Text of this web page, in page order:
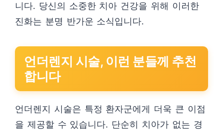
니다. 당신의 소중한 치아 건강을 위해 이러한
진화는 분명 반가운 소식입니다.
언더렌지 시술, 이런 분들께 추천
합니다
언더렌지 시술은 특정 환자군에게 더욱 큰 이점
을 제공할 수 있습니다. 단순히 치아가 없는 경